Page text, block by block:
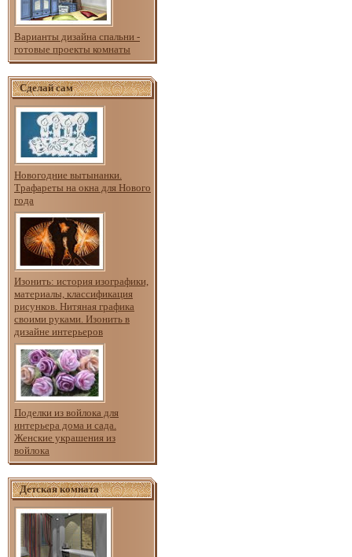
Варианты дизайна спальни -
готовые проекты комнаты
Сделай сам
Новогодние вытынанки.
Трафареты на окна для Нового
года
Изонить: история изографики,
материалы, классификация
рисунков. Нитяная графика
своими руками. Изонить в
дизайне интерьеров
Поделки из войлока для
интерьера дома и сада.
Женские украшения из
войлока
Детская комната